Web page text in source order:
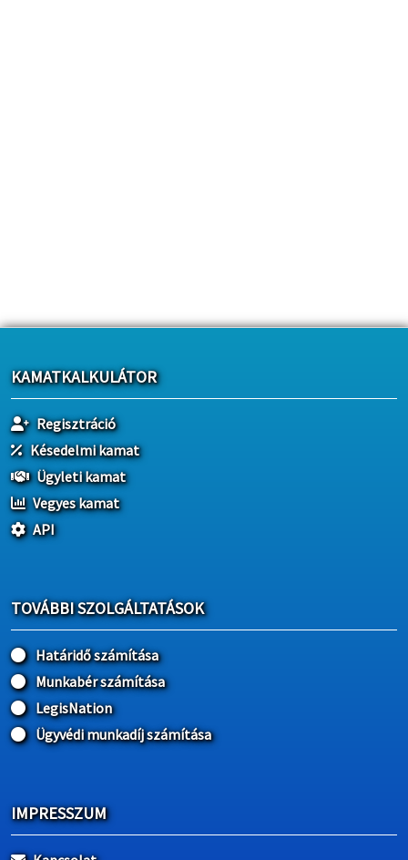
KAMATKALKULÁTOR
Regisztráció
Késedelmi kamat
Ügyleti kamat
Vegyes kamat
API
TOVÁBBI SZOLGÁLTATÁSOK
Határidő számítása
Munkabér számítása
LegisNation
Ügyvédi munkadíj számítása
IMPRESSZUM